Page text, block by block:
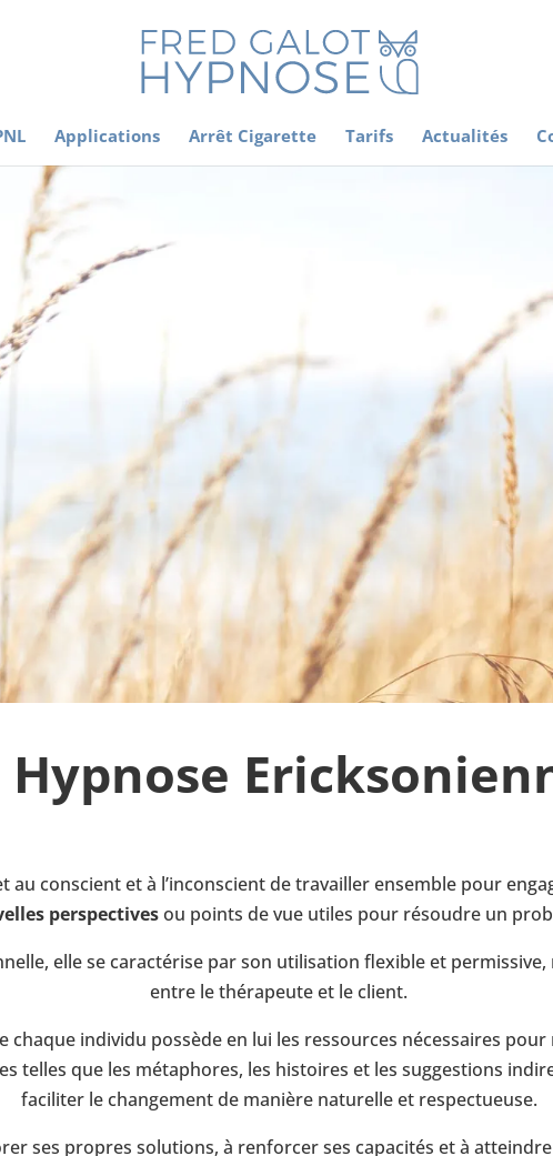
Applications Arrêt Cigarette Tarifs Actualités
Hypnose
au conscient et à l’inconscient de travailler ensemble pour
perspectivesou points de vue utiles pour résoudre un
elle se caractérise par son utilisation flexible et
entre le thérapeute et le client.
chaque individu possède en lui les ressources nécessaires
telles que les métaphores, les histoires et les suggestions
faciliter le changement de manière naturelle et respectueuse.
ses propres solutions, à renforcer ses capacités et à